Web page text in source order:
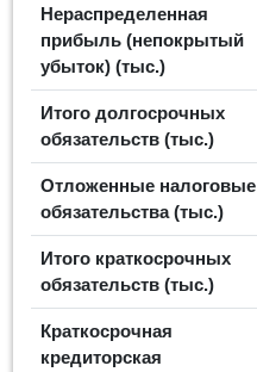
Нераспределенная
прибыль (непокрытый
убыток) (тыс.)
Итого долгосрочных
обязательств (тыс.)
Отложенные налоговые
обязательства (тыс.)
Итого краткосрочных
обязательств (тыс.)
Краткосрочная
кредиторская